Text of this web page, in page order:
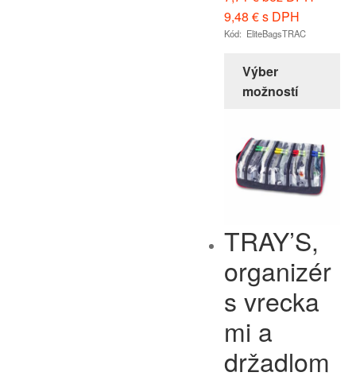
9,48 €s DPH
Kód: EliteBagsTRAC
Výber
možností
TRAY’S,
organizér
s vrecka
mi a
držadlom